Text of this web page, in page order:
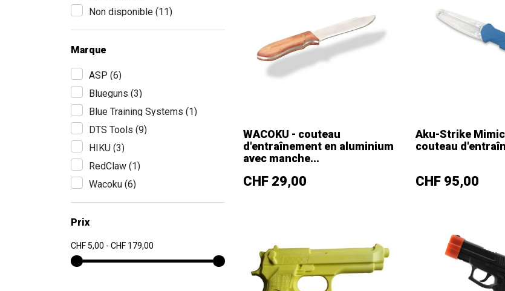
Non disponible (11)
Marque
ASP (6)
Blueguns (3)
Blue Training Systems (1)
DTS Tools (9)
HIKU (3)
RedClaw (1)
Wacoku (6)
Prix
CHF 5,00 - CHF 179,00
WACOKU - couteau
d'entraînement en aluminium
avec manche...
Prix
CHF 29,00
Aku-Strike
couteau
Prix
CHF 95,00